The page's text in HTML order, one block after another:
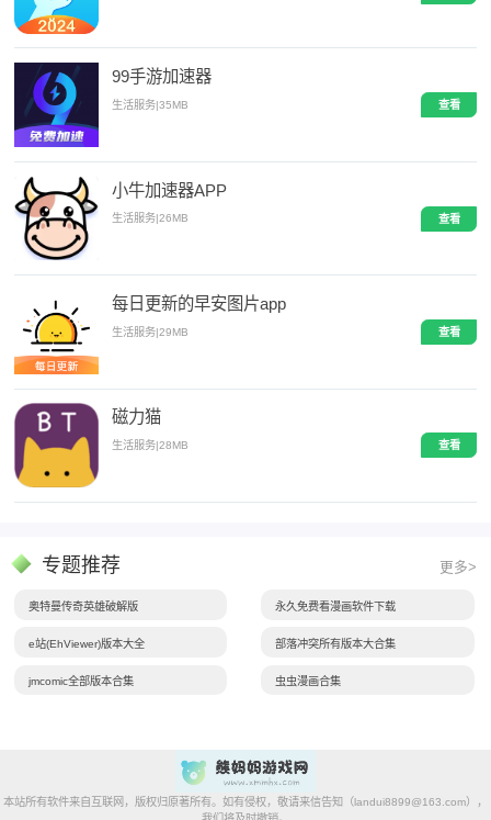
99手游加速器
生活服务|35MB 查看
小牛加速器APP
生活服务|26MB 查看
每日更新的早安图片app
生活服务|29MB 查看
磁力猫
生活服务|28MB 查看
专题推荐 更多>
奥特曼传奇英雄破解版 永久免费看漫画软件下载
e站(EhViewer)版本大全 部落冲突所有版本大合集
jmcomic全部版本合集 虫虫漫画合集
本站所有软件来自互联网，版权归原著所有。如有侵权，敬请来信告知（landui8899@163.com），